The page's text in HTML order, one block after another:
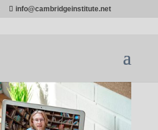
info@cambridgeinstitute.net